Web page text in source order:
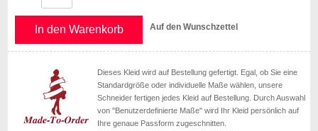
In den Warenkorb Auf den Wunschzettel
Dieses Kleid wird auf Bestellung gefertigt. Egal, ob Sie eine
Standardgröße oder individuelle Maße wählen, unsere
Schneider fertigen jedes Kleid auf Bestellung. Durch Auswahl
von "Benutzerdefinierte Maße" wird Ihr Kleid persönlich auf
Ihre genaue Passform zugeschnitten.